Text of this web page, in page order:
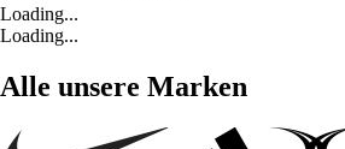
Loading...
Loading...
Alle unsere Marken